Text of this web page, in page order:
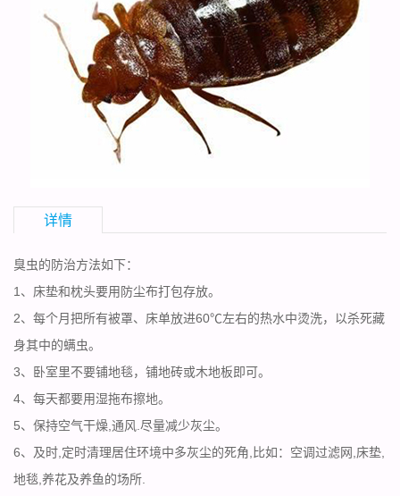
详情
臭虫的防治方法如下：
1、床垫和枕头要用防尘布打包存放。
2、每个月把所有被罩、床单放进60℃左右的热水中烫洗，以杀死藏
身其中的螨虫。
3、卧室里不要铺地毯，铺地砖或木地板即可。
4、每天都要用湿拖布擦地。
5、保持空气干燥,通风.尽量减少灰尘。
6、及时,定时清理居住环境中多灰尘的死角,比如：空调过滤网,床垫,
地毯,养花及养鱼的场所.